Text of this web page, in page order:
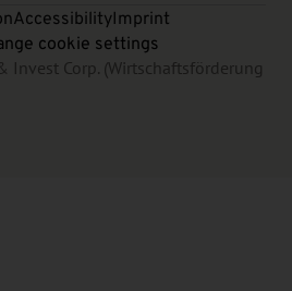
AccessibilityImprint
cookie settings
Invest Corp. (Wirtschaftsförderung